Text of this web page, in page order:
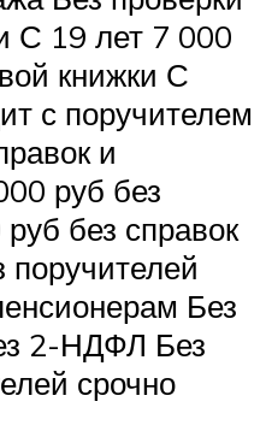
С 19 лет 7 000
книжки С
с поручителем
и
руб без
без справок
поручителей
Без
2-НДФЛ Без
срочно